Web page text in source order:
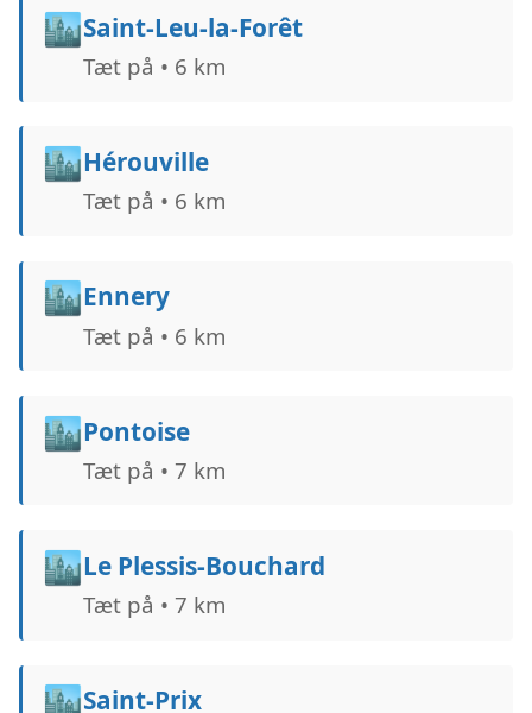
🏙️Saint-Leu-la-Forêt
Tæt på • 6 km
🏙️Hérouville
Tæt på • 6 km
🏙️Ennery
Tæt på • 6 km
🏙️Pontoise
Tæt på • 7 km
🏙️Le Plessis-Bouchard
Tæt på • 7 km
🏙️Saint-Prix